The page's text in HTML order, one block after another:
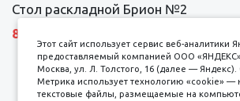
Стол раскладной Брион №2
8690 р.
Этот сайт использует сервис веб-аналитики
предоставляемый компанией ООО «ЯНДЕКС»,
Москва, ул. Л. Толстого, 16 (далее — Яндекс).
Метрика использует технологию «cookie» —
текстовые файлы, размещаемые на